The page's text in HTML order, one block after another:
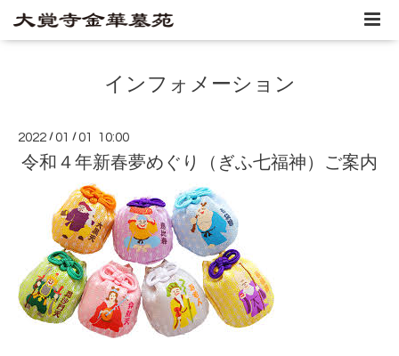
インフォメーション
2022 /01 /01 10:00
令和４年新春夢めぐり（ぎふ七福神）ご案内